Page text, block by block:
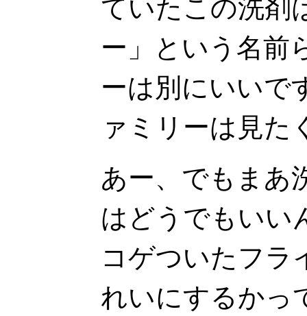
ていたこの洗剤
ー」という名前
ーは別にいいで
ァミリーは見た
あー、でもまあ
はどうでもいい
コゲついたフラ
れいにするかっ